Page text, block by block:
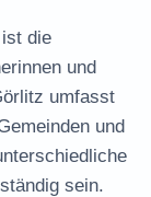
die
und
umfasst
und
sein.